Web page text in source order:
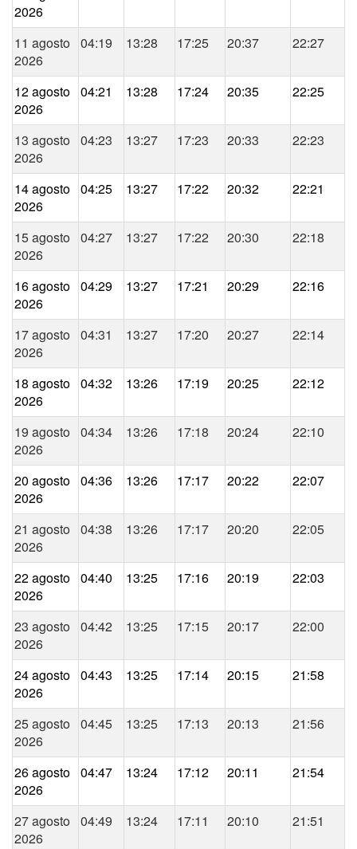
2026
11 agosto
2026
04:19 13:28 17:25 20:37 22:27
12 agosto
2026
04:21 13:28 17:24 20:35 22:25
13 agosto
2026
04:23 13:27 17:23 20:33 22:23
14 agosto
2026
04:25 13:27 17:22 20:32 22:21
15 agosto
2026
04:27 13:27 17:22 20:30 22:18
16 agosto
2026
04:29 13:27 17:21 20:29 22:16
17 agosto
2026
04:31 13:27 17:20 20:27 22:14
18 agosto
2026
04:32 13:26 17:19 20:25 22:12
19 agosto
2026
04:34 13:26 17:18 20:24 22:10
20 agosto
2026
04:36 13:26 17:17 20:22 22:07
21 agosto
2026
04:38 13:26 17:17 20:20 22:05
22 agosto
2026
04:40 13:25 17:16 20:19 22:03
23 agosto
2026
04:42 13:25 17:15 20:17 22:00
24 agosto
2026
04:43 13:25 17:14 20:15 21:58
25 agosto
2026
04:45 13:25 17:13 20:13 21:56
26 agosto
2026
04:47 13:24 17:12 20:11 21:54
27 agosto
2026
04:49 13:24 17:11 20:10 21:51